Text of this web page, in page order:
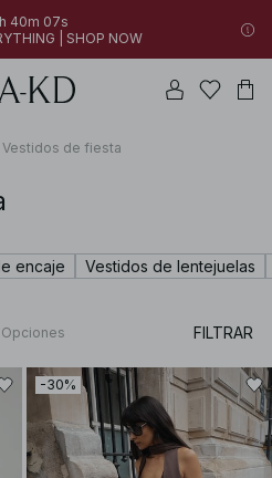
40m 07s
| SHOP NOW
Vestidos de fiesta
encaje Vestidos de lentejuelas
Opciones FILTRAR
-30%